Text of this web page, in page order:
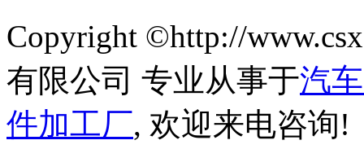
Copyright ©http://
有限公司 专业从事于汽
件加工厂, 欢迎来电咨询!